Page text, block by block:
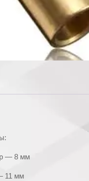
— 8 мм
11 мм